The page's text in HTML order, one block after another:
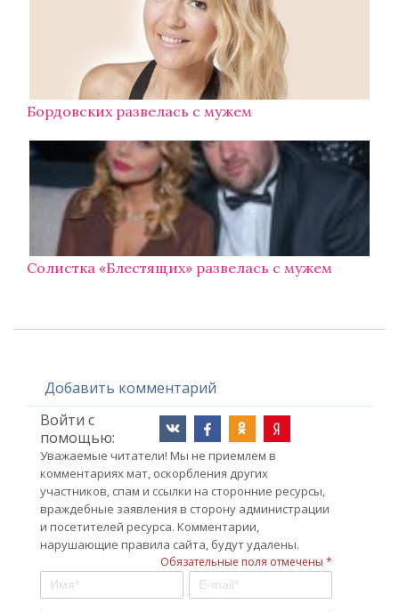
Бордовских развелась с мужем
Солистка «Блестящих» развелась с мужем
Добавить комментарий
Войти с
помощью:
Уважаемые читатели! Мы не приемлем в
комментариях мат, оскорбления других
участников, спам и ссылки на сторонние ресурсы,
враждебные заявления в сторону администрации
и посетителей ресурса. Комментарии,
нарушающие правила сайта, будут удалены.
Обязательные поля отмечены *